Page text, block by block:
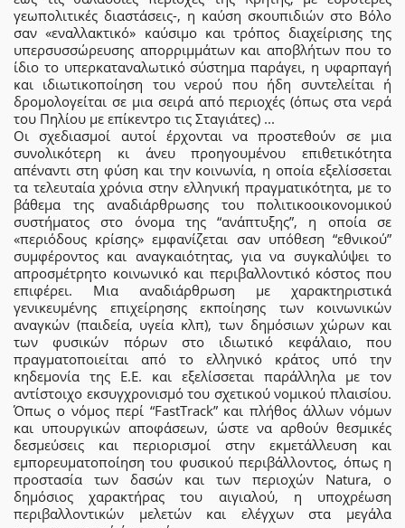
γεωπολιτικές διαστάσεις-, η καύση σκουπιδιών στο Βόλο
σαν «εναλλακτικό» καύσιμο και τρόπος διαχείρισης της
υπερσυσσώρευσης απορριμμάτων και αποβλήτων που το
ίδιο το υπερκαταναλωτικό σύστημα παράγει, η υφαρπαγή
και ιδιωτικοποίηση του νερού που ήδη συντελείται ή
δρομολογείται σε μια σειρά από περιοχές (όπως στα νερά
του Πηλίου με επίκεντρο τις Σταγιάτες) ...
Οι σχεδιασμοί αυτοί έρχονται να προστεθούν σε μια
συνολικότερη κι άνευ προηγουμένου επιθετικότητα
απέναντι στη φύση και την κοινωνία, η οποία εξελίσσεται
τα τελευταία χρόνια στην ελληνική πραγματικότητα, με το
βάθεμα της αναδιάρθρωσης του πολιτικοοικονομικού
συστήματος στο όνομα της “ανάπτυξης”, η οποία σε
«περιόδους κρίσης» εμφανίζεται σαν υπόθεση “εθνικού”
συμφέροντος και αναγκαιότητας, για να συγκαλύψει το
απροσμέτρητο κοινωνικό και περιβαλλοντικό κόστος που
επιφέρει. Μια αναδιάρθρωση με χαρακτηριστικά
γενικευμένης επιχείρησης εκποίησης των κοινωνικών
αναγκών (παιδεία, υγεία κλπ), των δημόσιων χώρων και
των φυσικών πόρων στο ιδιωτικό κεφάλαιο, που
πραγματοποιείται από το ελληνικό κράτος υπό την
κηδεμονία της Ε.Ε. και εξελίσσεται παράλληλα με τον
αντίστοιχο εκσυγχρονισμό του σχετικού νομικού πλαισίου.
Όπως ο νόμος περί “FastTrack” και πλήθος άλλων νόμων
και υπουργικών αποφάσεων, ώστε να αρθούν θεσμικές
δεσμεύσεις και περιορισμοί στην εκμετάλλευση και
εμπορευματοποίηση του φυσικού περιβάλλοντος, όπως η
προστασία των δασών και των περιοχών Natura, ο
δημόσιος χαρακτήρας του αιγιαλού, η υποχρέωση
περιβαλλοντικών μελετών και ελέγχων στα μεγάλα